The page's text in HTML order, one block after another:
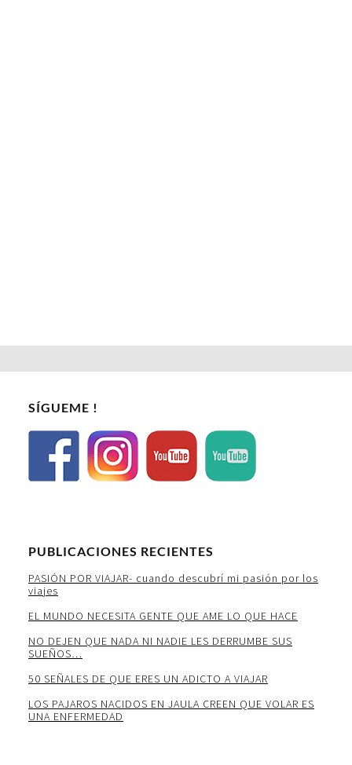
SÍGUEME !
PUBLICACIONES RECIENTES
PASIÓN POR VIAJAR- cuando descubrí mi pasión por los
viajes
EL MUNDO NECESITA GENTE QUE AME LO QUE HACE
NO DEJEN QUE NADA NI NADIE LES DERRUMBE SUS
SUEÑOS…
50 SEÑALES DE QUE ERES UN ADICTO A VIAJAR
LOS PAJAROS NACIDOS EN JAULA CREEN QUE VOLAR ES
UNA ENFERMEDAD